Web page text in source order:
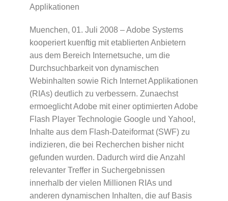
Applikationen
Muenchen, 01. Juli 2008 – Adobe Systems
kooperiert kuenftig mit etablierten Anbietern
aus dem Bereich Internetsuche, um die
Durchsuchbarkeit von dynamischen
Webinhalten sowie Rich Internet Applikationen
(RIAs) deutlich zu verbessern. Zunaechst
ermoeglicht Adobe mit einer optimierten Adobe
Flash Player Technologie Google und Yahoo!,
Inhalte aus dem Flash-Dateiformat (SWF) zu
indizieren, die bei Recherchen bisher nicht
gefunden wurden. Dadurch wird die Anzahl
relevanter Treffer in Suchergebnissen
innerhalb der vielen Millionen RIAs und
anderen dynamischen Inhalten, die auf Basis